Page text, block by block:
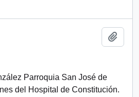
Parroquia San José de
del Hospital de Constitución.